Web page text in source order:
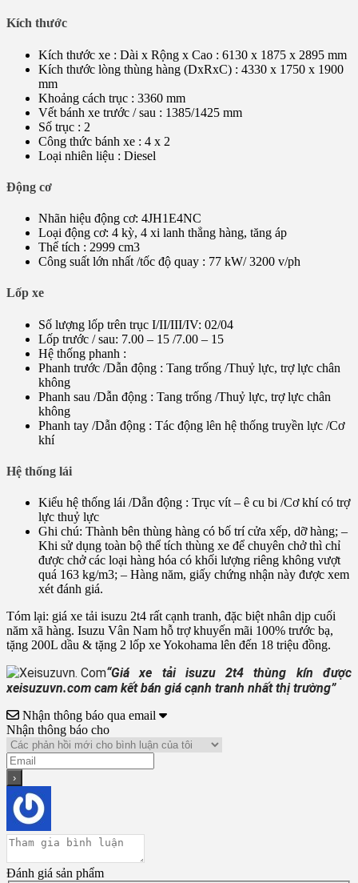
Kích thước
Kích thước xe : Dài x Rộng x Cao : 6130 x 1875 x 2895 mm
Kích thước lòng thùng hàng (DxRxC) : 4330 x 1750 x 1900
mm
Khoảng cách trục : 3360 mm
Vết bánh xe trước / sau : 1385/1425 mm
Số trục : 2
Công thức bánh xe : 4 x 2
Loại nhiên liệu : Diesel
Động cơ
Nhãn hiệu động cơ: 4JH1E4NC
Loại động cơ: 4 kỳ, 4 xi lanh thẳng hàng, tăng áp
Thể tích : 2999 cm3
Công suất lớn nhất /tốc độ quay : 77 kW/ 3200 v/ph
Lốp xe
Số lượng lốp trên trục I/II/III/IV: 02/04
Lốp trước / sau: 7.00 – 15 /7.00 – 15
Hệ thống phanh :
Phanh trước /Dẫn động : Tang trống /Thuỷ lực, trợ lực chân
không
Phanh sau /Dẫn động : Tang trống /Thuỷ lực, trợ lực chân
không
Phanh tay /Dẫn động : Tác động lên hệ thống truyền lực /Cơ
khí
Hệ thống lái
Kiểu hệ thống lái /Dẫn động : Trục vít – ê cu bi /Cơ khí có trợ
lực thuỷ lực
Ghi chú: Thành bên thùng hàng có bố trí cửa xếp, dỡ hàng; –
Khi sử dụng toàn bộ thể tích thùng xe để chuyên chở thì chỉ
được chở các loại hàng hóa có khối lượng riêng không vượt
quá 163 kg/m3; – Hàng năm, giấy chứng nhận này được xem
xét đánh giá.
Tóm lại: giá xe tải isuzu 2t4 rất cạnh tranh, đặc biệt nhân dịp cuối
năm xã hàng. Isuzu Vân Nam hỗ trợ khuyến mãi 100% trước bạ,
tặng 200L dầu & tặng 2 lốp xe Yokohama lên đến 18 triệu đồng.
“Giá xe tải isuzu 2t4 thùng kín được
xeisuzuvn.com cam kết bán giá cạnh tranh nhất thị trường”
Nhận thông báo qua email
Nhận thông báo cho
Đánh giá sản phẩm